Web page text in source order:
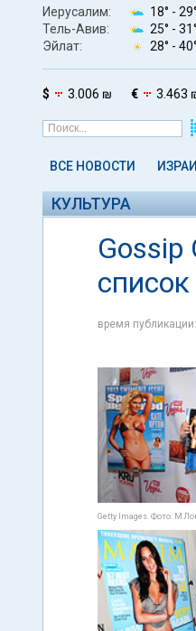
Иерусалим: 18° - 29°
Тель-Авив:
25° - 31°
Эйлат:
28° - 40°
$ 3.006 ₪ € 3.463
ВСЕ НОВОСТИ
КУЛЬТУРА
Gossip
время
Getty Images. Фото: